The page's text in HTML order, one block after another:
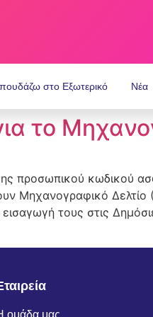
στο Εξωτερικό Νέα
το
προσωπικού κωδικού
Μηχανογραφικό Δελτίο
τους στις